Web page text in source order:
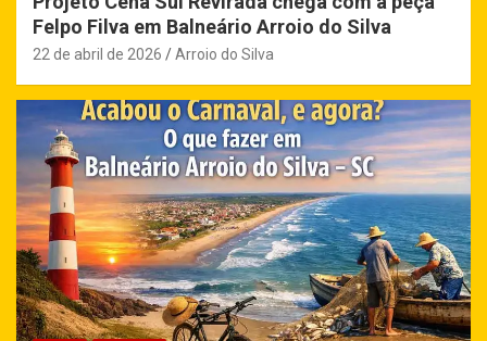
Felpo Filva em Balneário Arroio do Silva
22 de abril de 2026 Arroio do Silva